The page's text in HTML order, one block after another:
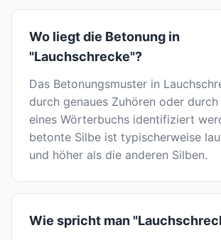
Wo liegt die Betonung in
"Lauchschrecke"?
Das Betonungsmuster in
durch genaues Zuhören oder
eines Wörterbuchs identifiziert
betonte Silbe ist typischerweise
und höher als die anderen Silben.
Wie spricht man